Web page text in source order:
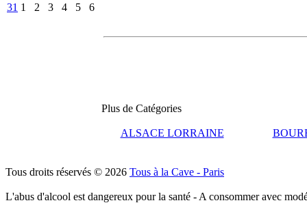
31 1 2 3 4 5 6
Plus de Catégories
ALSACE LORRAINE
Tous droits réservés © 2026 Tous à la Cave - Paris
L'abus d'alcool est dangereux pour la santé - A consommer avec